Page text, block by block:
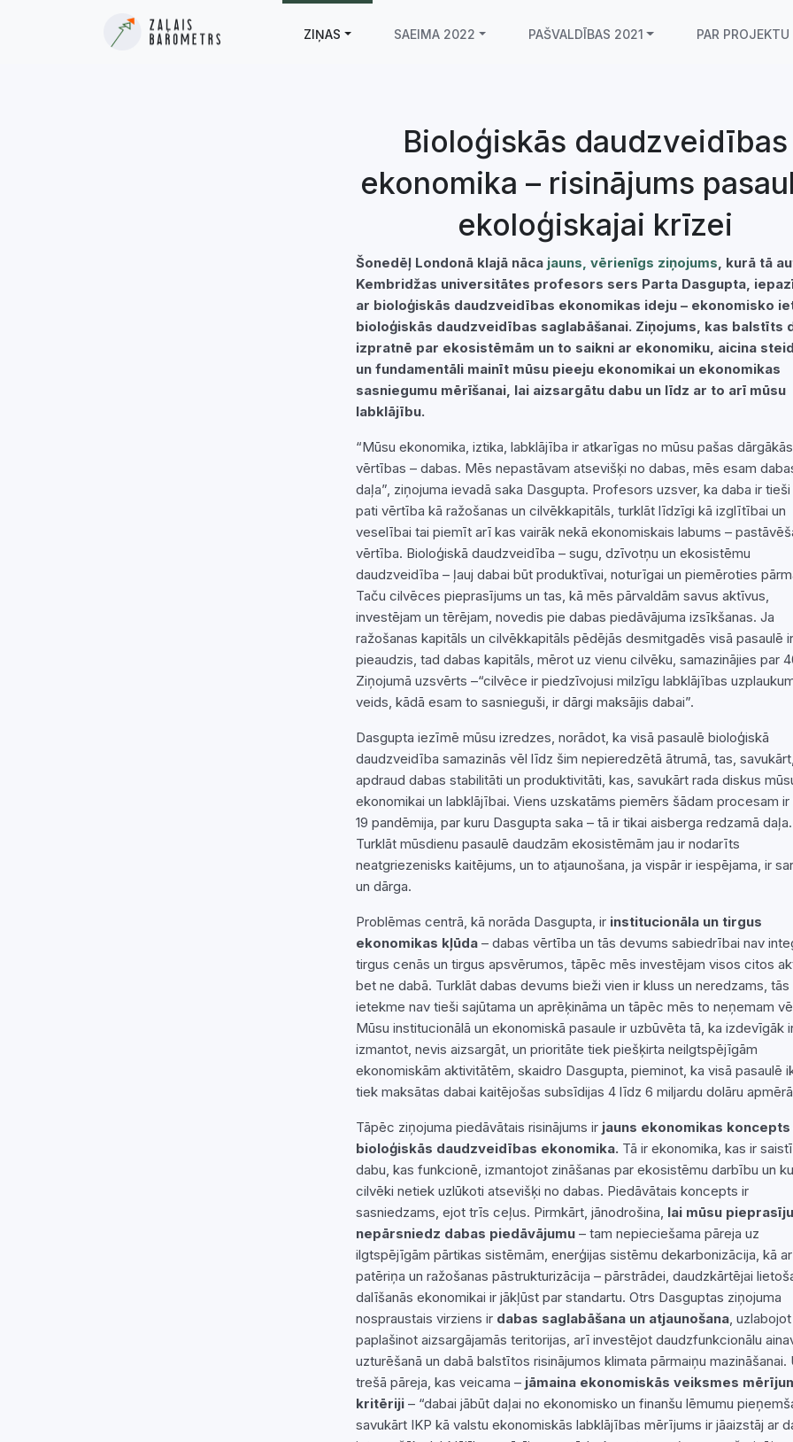
ZIŅAS SAEIMA 2022 PAŠVALDĪBAS 2021 PAR PROJEKTU
Bioloģiskās daudzveidības
ekonomika – risinājums
ekoloģiskajai krīzei
Šonedēļ Londonā klajā nāca jauns, vērienīgs ziņojums, kurā tā
Kembridžas universitātes profesors sers Parta Dasgupta,
ar bioloģiskās daudzveidības ekonomikas ideju – ekonomisko
bioloģiskās daudzveidības saglabāšanai. Ziņojums, kas balstīts
izpratnē par ekosistēmām un to saikni ar ekonomiku, aicina
un fundamentāli mainīt mūsu pieeju ekonomikai un ekonomikas
sasniegumu mērīšanai, lai aizsargātu dabu un līdz ar to arī mūsu
labklājību.
“Mūsu ekonomika, iztika, labklājība ir atkarīgas no mūsu pašas dārgākās
vērtības – dabas. Mēs nepastāvam atsevišķi no dabas, mēs esam
daļa”, ziņojuma ievadā saka Dasgupta. Profesors uzsver, ka daba ir tieši
pati vērtība kā ražošanas un cilvēkkapitāls, turklāt līdzīgi kā izglītībai un
veselībai tai piemīt arī kas vairāk nekā ekonomiskais labums –
vērtība. Bioloģiskā daudzveidība – sugu, dzīvotņu un ekosistēmu
daudzveidība – ļauj dabai būt produktīvai, noturīgai un piemēroties
Taču cilvēces pieprasījums un tas, kā mēs pārvaldām savus aktīvus,
investējam un tērējam, novedis pie dabas piedāvājuma izsīkšanas. Ja
ražošanas kapitāls un cilvēkkapitāls pēdējās desmitgadēs visā pasaulē ir
pieaudzis, tad dabas kapitāls, mērot uz vienu cilvēku, samazinājies par
Ziņojumā uzsvērts –“cilvēce ir piedzīvojusi milzīgu labklājības
veids, kādā esam to sasnieguši, ir dārgi maksājis dabai”.
Dasgupta iezīmē mūsu izredzes, norādot, ka visā pasaulē bioloģiskā
daudzveidība samazinās vēl līdz šim nepieredzētā ātrumā, tas, savukārt,
apdraud dabas stabilitāti un produktivitāti, kas, savukārt rada diskus
ekonomikai un labklājībai. Viens uzskatāms piemērs šādam procesam ir
19 pandēmija, par kuru Dasgupta saka – tā ir tikai aisberga redzamā daļa.
Turklāt mūsdienu pasaulē daudzām ekosistēmām jau ir nodarīts
neatgriezenisks kaitējums, un to atjaunošana, ja vispār ir iespējama, ir
un dārga.
Problēmas centrā, kā norāda Dasgupta, ir institucionāla un tirgus
ekonomikas kļūda – dabas vērtība un tās devums sabiedrībai nav
tirgus cenās un tirgus apsvērumos, tāpēc mēs investējam visos citos
bet ne dabā. Turklāt dabas devums bieži vien ir kluss un neredzams, tās
ietekme nav tieši sajūtama un aprēķināma un tāpēc mēs to neņemam
Mūsu institucionālā un ekonomiskā pasaule ir uzbūvēta tā, ka izdevīgāk
izmantot, nevis aizsargāt, un prioritāte tiek piešķirta neilgtspējīgām
ekonomiskām aktivitātēm, skaidro Dasgupta, pieminot, ka visā pasaulē
tiek maksātas dabai kaitējošas subsīdijas 4 līdz 6 miljardu dolāru
Tāpēc ziņojuma piedāvātais risinājums ir jauns ekonomikas koncepts
bioloģiskās daudzveidības ekonomika. Tā ir ekonomika, kas ir
dabu, kas funkcionē, izmantojot zināšanas par ekosistēmu darbību un
cilvēki netiek uzlūkoti atsevišķi no dabas. Piedāvātais koncepts ir
sasniedzams, ejot trīs ceļus. Pirmkārt, jānodrošina, lai mūsu
nepārsniedz dabas piedāvājumu – tam nepieciešama pāreja uz
ilgtspējīgām pārtikas sistēmām, enerģijas sistēmu dekarbonizācija, kā
patēriņa un ražošanas pāstrukturizācija – pārstrādei, daudzkārtējai
dalīšanās ekonomikai ir jākļūst par standartu. Otrs Dasguptas ziņojuma
nospraustais virziens ir dabas saglabāšana un atjaunošana, uzlabojot
paplašinot aizsargājamās teritorijas, arī investējot daudzfunkcionālu
uzturēšanā un dabā balstītos risinājumos klimata pārmaiņu mazināšanai.
trešā pāreja, kas veicama – jāmaina ekonomiskās veiksmes
kritēriji – “dabai jābūt daļai no ekonomisko un finanšu lēmumu
savukārt IKP kā valstu ekonomiskās labklājības mērījums ir jāaizstāj ar